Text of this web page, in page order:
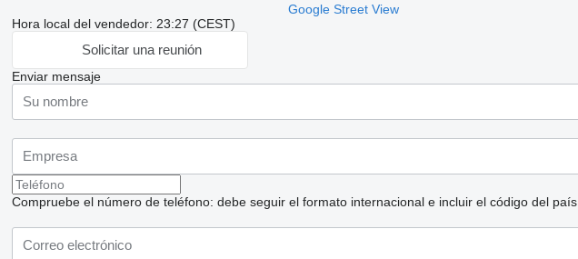
Google Street View
Hora local del vendedor: 23:27 (CEST)
Solicitar una reunión
Enviar mensaje
Compruebe el número de teléfono: debe seguir el formato internacional e incluir el código del país.